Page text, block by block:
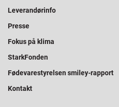
Leverandørinfo
Presse
Fokus på klima
StarkFonden
Fødevarestyrelsen smiley-rapport
Kontakt